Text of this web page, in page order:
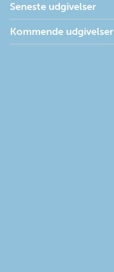
Seneste udgivelser
Kommende udgivelser